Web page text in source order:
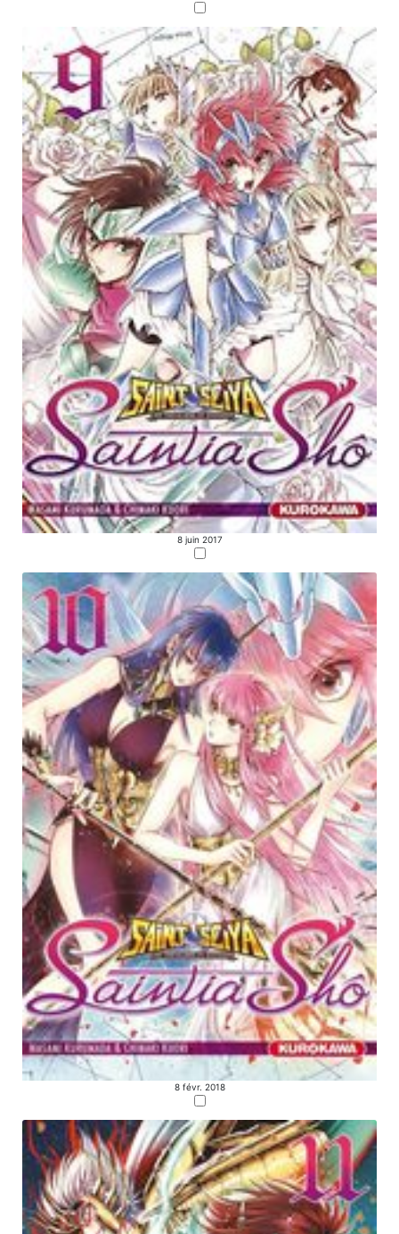
8 juin 2017
8 févr. 2018